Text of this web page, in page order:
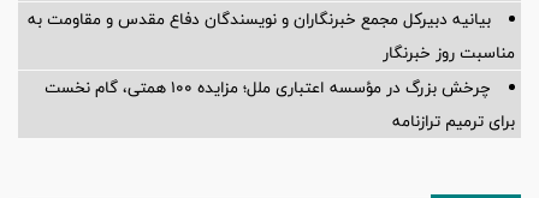
بیانیه دبیرکل مجمع خبرنگاران و نویسندگان دفاع مقدس و مقاومت به
مناسبت روز خبرنگار
چرخش بزرگ در مؤسسه اعتباری ملل؛ مزایده ۱۰۰ همتی، گام نخست
برای ترمیم ترازنامه